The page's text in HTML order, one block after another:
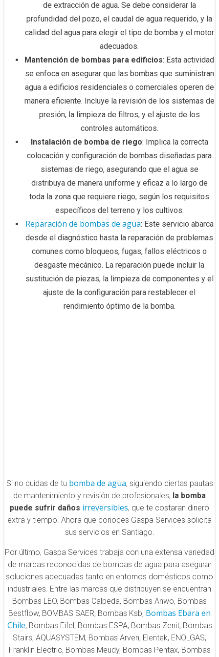
de extracción de agua. Se debe considerar la
profundidad del pozo, el caudal de agua requerido, y la
calidad del agua para elegir el tipo de bomba y el motor
adecuados.
Mantención de bombas para edificios: Esta actividad
se enfoca en asegurar que las bombas que suministran
agua a edificios residenciales o comerciales operen de
manera eficiente. Incluye la revisión de los sistemas de
presión, la limpieza de filtros, y el ajuste de los
controles automáticos.
Instalación de bomba de riego: Implica la correcta
colocación y configuración de bombas diseñadas para
sistemas de riego, asegurando que el agua se
distribuya de manera uniforme y eficaz a lo largo de
toda la zona que requiere riego, según los requisitos
específicos del terreno y los cultivos.
Reparación de bombas de agua: Este servicio abarca
desde el diagnóstico hasta la reparación de problemas
comunes como bloqueos, fugas, fallos eléctricos o
desgaste mecánico. La reparación puede incluir la
sustitución de piezas, la limpieza de componentes y el
ajuste de la configuración para restablecer el
rendimiento óptimo de la bomba.
Si no cuidas de tu bomba de agua, siguiendo ciertas pautas
de mantenimiento y revisión de profesionales, la bomba
puede sufrir daños irreversibles, que te costaran dinero
extra y tiempo. Ahora que conoces Gaspa Services solicita
sus servicios en Santiago.
Por último, Gaspa Services trabaja con una extensa variedad
de marcas reconocidas de bombas de agua para asegurar
soluciones adecuadas tanto en entornos domésticos como
industriales. Entre las marcas que distribuyen se encuentran
Bombas LEO, Bombas Calpeda, Bombas Anwo, Bombas
Bestflow, BOMBAS SAER, Bombas Ksb, Bombas Ebara en
Chile, Bombas Eifel, Bombas ESPA, Bombas Zenit, Bombas
Stairs, AQUASYSTEM, Bombas Arven, Elentek, ENOLGAS,
Franklin Electric, Bombas Meudy, Bombas Pentax, Bombas